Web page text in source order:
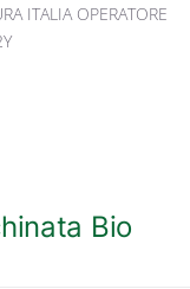
ITALIA OPERATORE
Bio